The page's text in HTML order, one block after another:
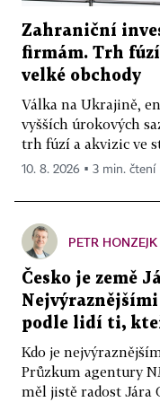
Zahraniční
firmám. Trh
velké obchody
Válka na Ukrajině,
vyšších úrokových
trh fúzí a akvizic ve
10. 8. 2026 ▪ 3 min. čtení
PETR HONZEJK
Česko je země
podle lidí ti,
Kdo je
Průzkum agentury
měl jistě radost Jára